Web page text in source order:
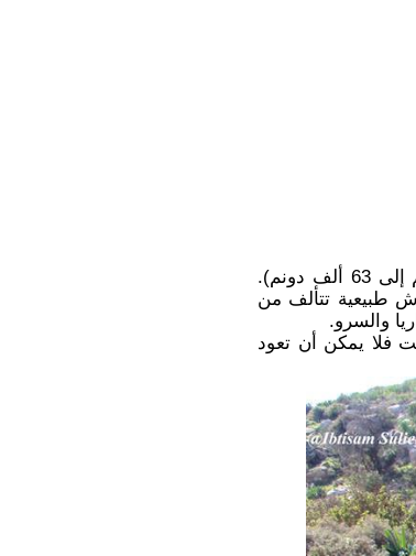
وفق بيانات وزارة الزراعة، يصل عدد الأحراش الحكومية إلى 104 حرش، تتراوح مساحتها من (100 دونم إلى 63 ألف دونم).
إلى نوعين: أحراش طبيعية تتألف من
والسرو.
فلا يمكن أن تعود